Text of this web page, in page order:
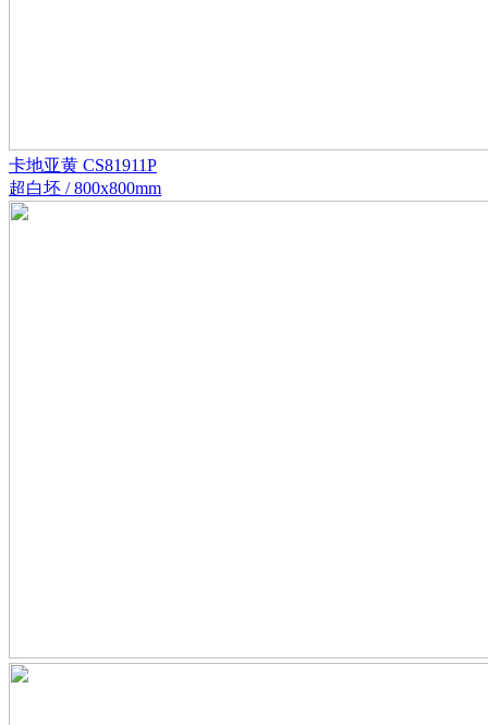
卡地亚黄 CS81911P
超白坯 / 800x800mm